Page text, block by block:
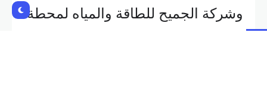
وشركة الجميح للطاقة والمياه لمحطة